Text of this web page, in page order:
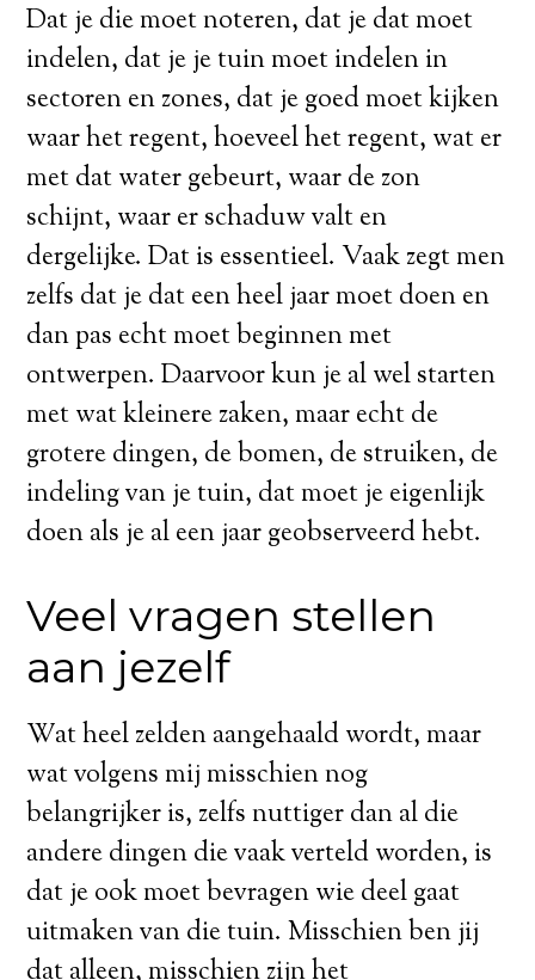
Dat je die moet noteren, dat je dat moet
indelen, dat je je tuin moet indelen in
sectoren en zones, dat je goed moet kijken
waar het regent, hoeveel het regent, wat er
met dat water gebeurt, waar de zon
schijnt, waar er schaduw valt en
dergelijke. Dat is essentieel. Vaak zegt men
zelfs dat je dat een heel jaar moet doen en
dan pas echt moet beginnen met
ontwerpen. Daarvoor kun je al wel starten
met wat kleinere zaken, maar echt de
grotere dingen, de bomen, de struiken, de
indeling van je tuin, dat moet je eigenlijk
doen als je al een jaar geobserveerd hebt.
Veel vragen stellen
aan jezelf
Wat heel zelden aangehaald wordt, maar
wat volgens mij misschien nog
belangrijker is, zelfs nuttiger dan al die
andere dingen die vaak verteld worden, is
dat je ook moet bevragen wie deel gaat
uitmaken van die tuin. Misschien ben jij
dat alleen, misschien zijn het